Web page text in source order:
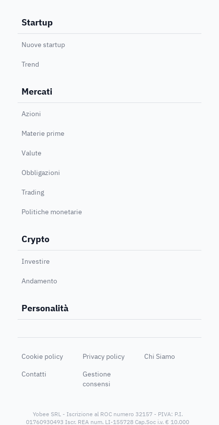
Startup
Nuove startup
Trend
Mercati
Azioni
Materie prime
Valute
Obbligazioni
Trading
Politiche monetarie
Crypto
Investire
Andamento
Personalità
Cookie policy Privacy policy
Chi Siamo
Contatti
Gestione
consensi
Yobee SRL - Iscrizione al ROC numero 32157 - PIVA: P.I.
01760930493 Iscr. REA num. LI-155728 Cap.Soc i.v. € 10.000